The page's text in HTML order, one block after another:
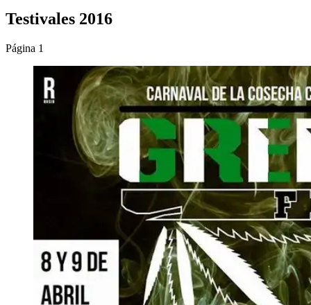
Testivales 2016
Página 1